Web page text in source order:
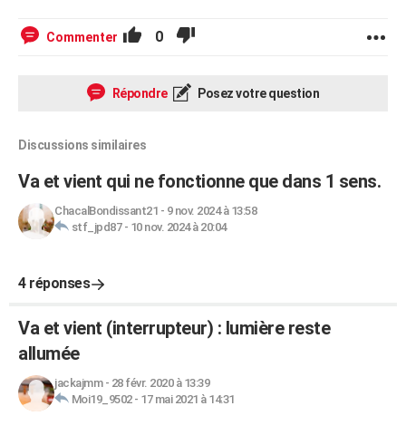
Commenter 0
Répondre Posez votre question
Discussions similaires
Va et vient qui ne fonctionne que dans 1 sens.
ChacalBondissant21 - 9 nov. 2024 à 13:58
stf_jpd87- 10 nov. 2024 à 20:04
4 réponses
Va et vient (interrupteur) : lumière reste
allumée
jackajmm- 28 févr. 2020 à 13:39
Moi19_9502- 17 mai 2021 à 14:31